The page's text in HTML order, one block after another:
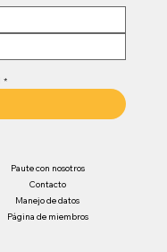
*
Paute con nosotros
Contacto
Manejo de datos
Página de miembros